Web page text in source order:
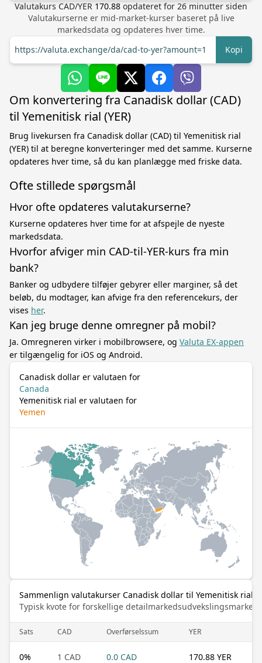
Valutakurs CAD/YER 170.88 opdateret for 26 minutter siden
Valutakurserne er mid-market-kurser baseret på live
markedsdata og opdateres hver time.
https://valuta.exchange/da/cad-to-yer?amount=1
Kopi
Om konvertering fra Canadisk dollar (CAD)
til Yemenitisk rial (YER)
Brug livekursen fra Canadisk dollar (CAD) til Yemenitisk rial
(YER) til at beregne konverteringer med det samme. Kurserne
opdateres hver time, så du kan planlægge med friske data.
Ofte stillede spørgsmål
Hvor ofte opdateres valutakurserne?
Kurserne opdateres hver time for at afspejle de nyeste
markedsdata.
Hvorfor afviger min CAD-til-YER-kurs fra min
bank?
Banker og udbydere tilføjer gebyrer eller marginer, så det
beløb, du modtager, kan afvige fra den referencekurs, der
vises her.
Kan jeg bruge denne omregner på mobil?
Ja. Omregneren virker i mobilbrowsere, og Valuta EX-appen
er tilgængelig for iOS og Android.
Canadisk dollar er valutaen for
Canada
Yemenitisk rial er valutaen for
Yemen
Sammenlign valutakurser Canadisk dollar til Yemenitisk rial
Typisk kvote for forskellige
Sats CAD Overførselssum YER
0% 1 CAD 0.0 CAD 170.88 YER